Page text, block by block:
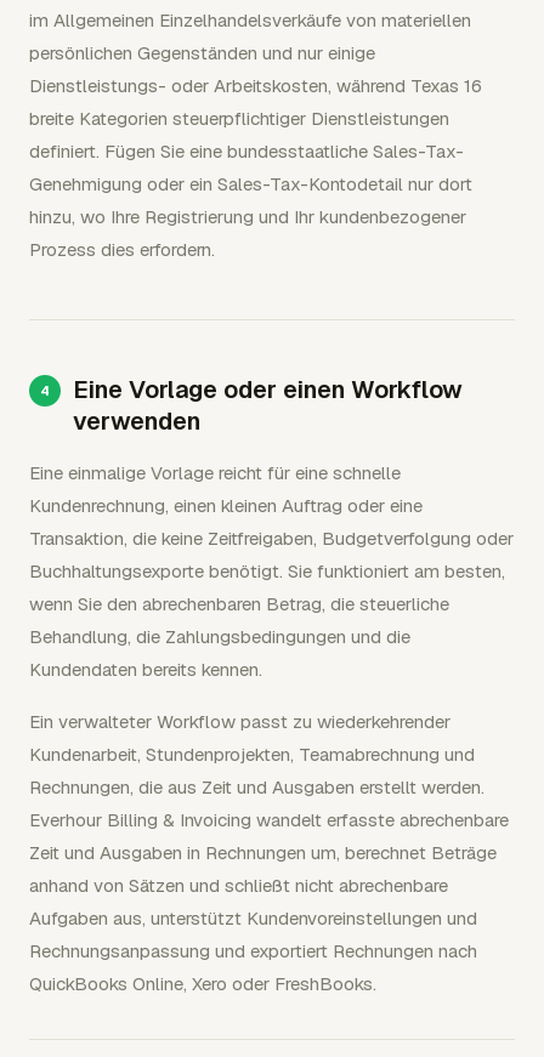
im Allgemeinen Einzelhandelsverkäufe von materiellen
persönlichen Gegenständen und nur einige
Dienstleistungs- oder Arbeitskosten, während Texas 16
breite Kategorien steuerpflichtiger Dienstleistungen
definiert. Fügen Sie eine bundesstaatliche Sales-Tax-
Genehmigung oder ein Sales-Tax-Kontodetail nur dort
hinzu, wo Ihre Registrierung und Ihr kundenbezogener
Prozess dies erfordern.
Eine Vorlage oder einen Workflow
verwenden
Eine einmalige Vorlage reicht für eine schnelle
Kundenrechnung, einen kleinen Auftrag oder eine
Transaktion, die keine Zeitfreigaben, Budgetverfolgung oder
Buchhaltungsexporte benötigt. Sie funktioniert am besten,
wenn Sie den abrechenbaren Betrag, die steuerliche
Behandlung, die Zahlungsbedingungen und die
Kundendaten bereits kennen.
Ein verwalteter Workflow passt zu wiederkehrender
Kundenarbeit, Stundenprojekten, Teamabrechnung und
Rechnungen, die aus Zeit und Ausgaben erstellt werden.
Everhour Billing & Invoicing wandelt erfasste abrechenbare
Zeit und Ausgaben in Rechnungen um, berechnet Beträge
anhand von Sätzen und schließt nicht abrechenbare
Aufgaben aus, unterstützt Kundenvoreinstellungen und
Rechnungsanpassung und exportiert Rechnungen nach
QuickBooks Online, Xero oder FreshBooks.